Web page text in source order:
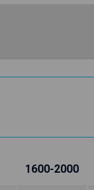
1600-2000